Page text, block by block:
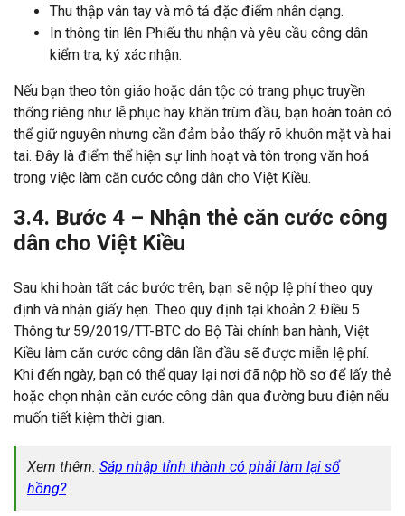
Thu thập vân tay và mô tả đặc điểm nhân dạng.
In thông tin lên Phiếu thu nhận và yêu cầu công dân
kiểm tra, ký xác nhận.
Nếu bạn theo tôn giáo hoặc dân tộc có trang phục truyền
thống riêng như lễ phục hay khăn trùm đầu, bạn hoàn toàn có
thể giữ nguyên nhưng cần đảm bảo thấy rõ khuôn mặt và hai
tai. Đây là điểm thể hiện sự linh hoạt và tôn trọng văn hoá
trong việc làm căn cước công dân cho Việt Kiều.
3.4. Bước 4 – Nhận thẻ căn cước công
dân cho Việt Kiều
Sau khi hoàn tất các bước trên, bạn sẽ nộp lệ phí theo quy
định và nhận giấy hẹn. Theo quy định tại khoản 2 Điều 5
Thông tư 59/2019/TT-BTC do Bộ Tài chính ban hành, Việt
Kiều làm căn cước công dân lần đầu sẽ được miễn lệ phí.
Khi đến ngày, bạn có thể quay lại nơi đã nộp hồ sơ để lấy thẻ
hoặc chọn nhận căn cước công dân qua đường bưu điện nếu
muốn tiết kiệm thời gian.
Xem thêm: Sáp nhập tỉnh thành có phải làm lại sổ
hồng?